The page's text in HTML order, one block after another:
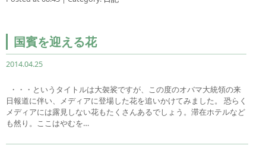
国賓を迎える花
2014.04.25
・・・というタイトルは大袈裟ですが、この度のオバマ大統領の来
日報道に伴い、メディアに登場した花を追いかけてみました。 恐らく
メディアには露見しない花もたくさんあるでしょう。滞在ホテルなど
も然り。ここはやむを…